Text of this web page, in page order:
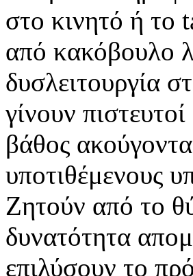
στο κινητό ή το
από κακόβουλο
δυσλειτουργία
γίνουν
βάθος
υποτιθέμενους
Ζητούν από το
δυνατότητα
επιλύσουν το